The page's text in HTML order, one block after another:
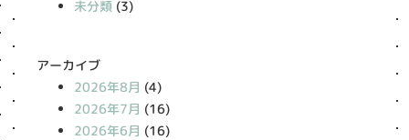
未分類 (3)
アーカイブ
2026年8月 (4)
2026年7月 (16)
2026年6月 (16)